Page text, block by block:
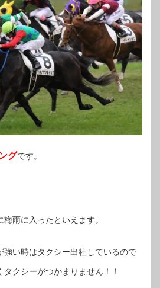
グです。
雨に入ったといえます。
強い時はタクシー出社しているので
クシーがつかまりません！！